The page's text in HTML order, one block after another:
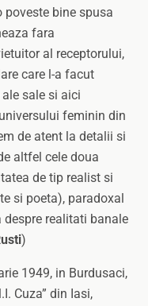
bine spusa
fara
al receptorului,
care l-a facut
sale si aici
feminin din
de atent la detalii si
altfel cele doua
de tip realist si
si poeta), paradoxal
realitati banale
)
1949, in Burdusaci,
Cuza” din Iasi,